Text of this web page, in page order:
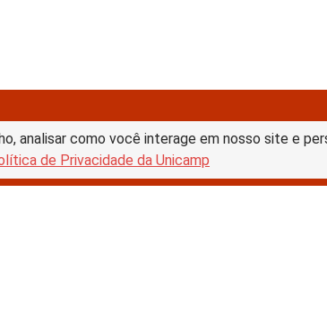
analisar como você interage em nosso site e
de Privacidade da Unicamp